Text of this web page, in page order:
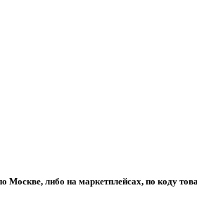
Москве, либо на маркетплейсах, по коду